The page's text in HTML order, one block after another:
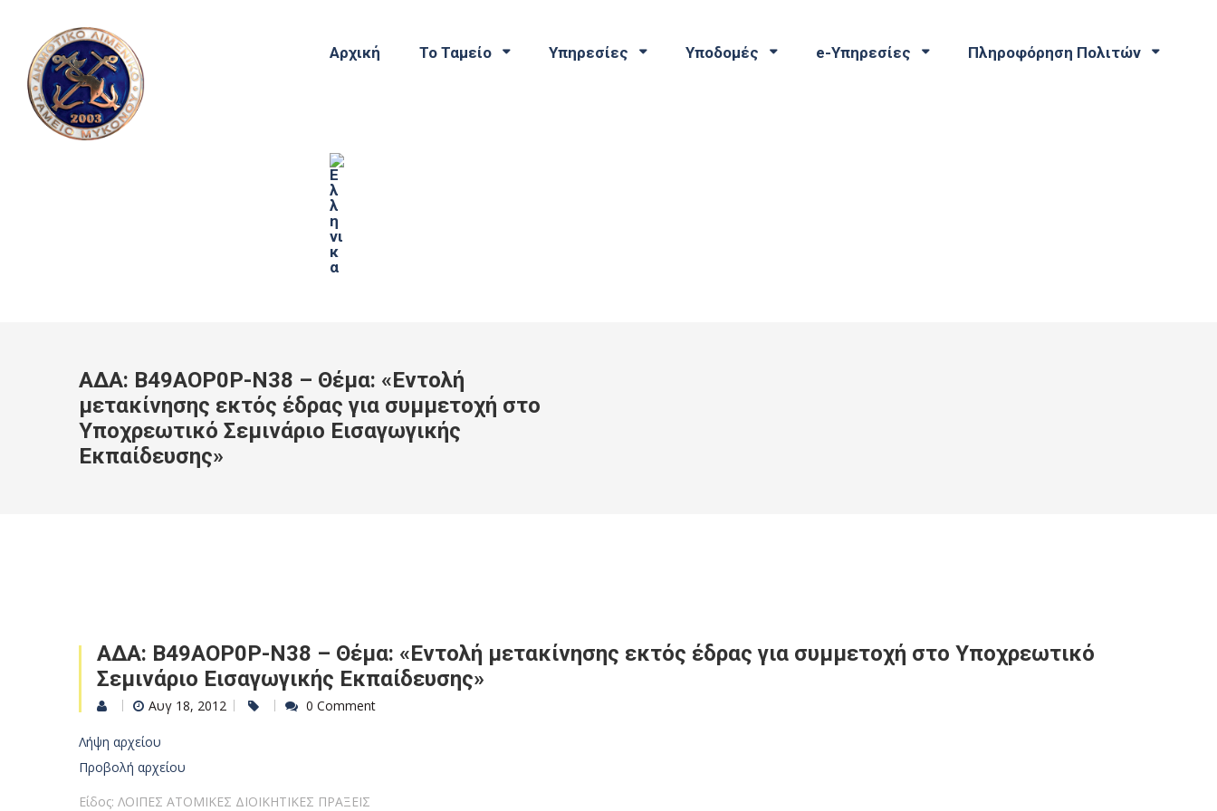
Αρχική Το Ταμείο Υπηρεσίες Υποδομές e-Υπηρεσίες Πληροφόρηση Πολιτών
ΑΔΑ: Β49ΑΟΡ0Ρ-Ν38 – Θέμα: «Εντολή
μετακίνησης εκτός έδρας για συμμετοχή στο
Υποχρεωτικό Σεμινάριο Εισαγωγικής
Εκπαίδευσης»
ΑΔΑ: Β49ΑΟΡ0Ρ-Ν38 – Θέμα: «Εντολή μετακίνησης εκτός έδρας για συμμετοχή στο Υποχρεωτικό
Σεμινάριο Εισαγωγικής Εκπαίδευσης»
Αυγ 18, 2012 0 Comment
Λήψη αρχείου
Προβολή αρχείου
Είδος: ΛΟΙΠΕΣ ΑΤΟΜΙΚΕΣ ΔΙΟΙΚΗΤΙΚΕΣ ΠΡΑΞΕΙΣ